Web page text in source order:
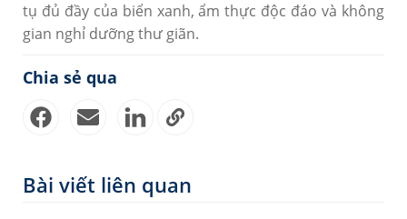
tụ đủ đầy của biển xanh, ẩm thực độc đáo và không
gian nghỉ dưỡng thư giãn.
Chia sẻ qua
Bài viết liên quan